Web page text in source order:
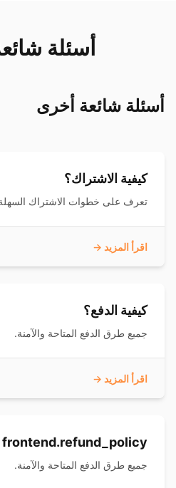
أسئلة
أسئلة شائعة أخرى
كيفية الاشتراك؟
تعرف على خطوات الاشتراك
اقرأ المزيد →
كيفية الدفع؟
جميع طرق الدفع المتاحة والآمنة.
اقرأ المزيد →
frontend.refund_policy
جميع طرق الدفع المتاحة والآمنة.